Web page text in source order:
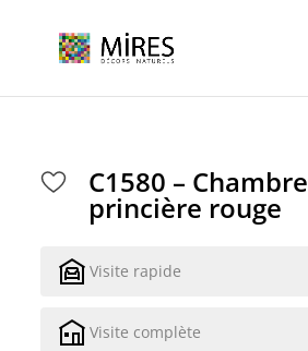
C1580 – Chambre
princière rouge
Visite rapide
Visite complète